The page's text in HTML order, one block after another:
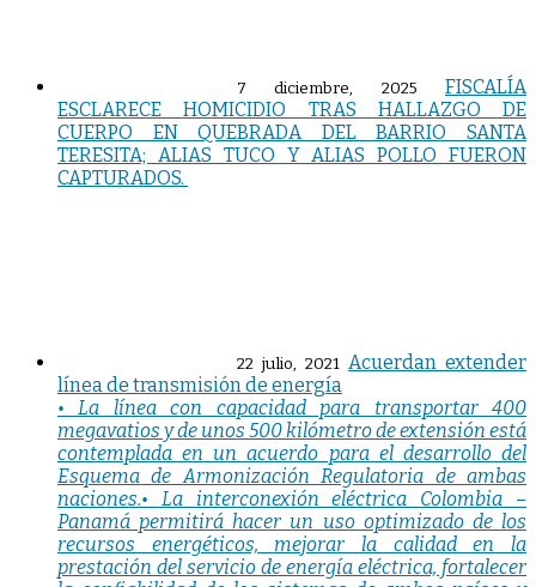
7 diciembre, 2025
FISCALÍA
ESCLARECE HOMICIDIO TRAS HALLAZGO DE
CUERPO EN QUEBRADA DEL BARRIO SANTA
TERESITA; ALIAS TUCO Y ALIAS POLLO FUERON
CAPTURADOS.
22 julio, 2021 Acuerdan extender
línea de transmisión de energía
• La línea con capacidad para transportar 400
megavatios y de unos 500 kilómetro de extensión está
contemplada en un acuerdo para el desarrollo del
Esquema de Armonización Regulatoria de ambas
naciones.• La interconexión eléctrica Colombia –
Panamá permitirá hacer un uso optimizado de los
recursos energéticos, mejorar la calidad en la
prestación del servicio de energía eléctrica, fortalecer